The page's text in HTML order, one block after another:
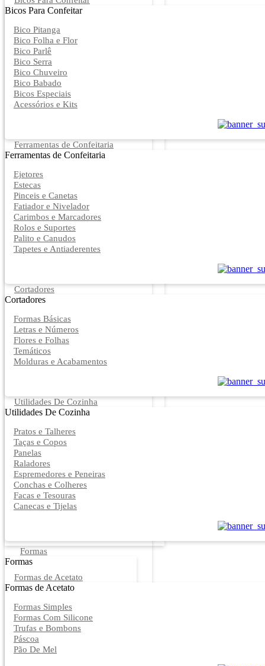
Bicos Para Confeitar
Bico Pitanga
Bico Folha e Flor
Bico Parlê
Bico Serra
Bico Chuveiro
Bico Babado
Bicos Especiais
Acessórios e Kits
Ferramentas de Confeitaria
Ferramentas de Confeitaria
Ejetores
Estecas
Pinceis e Canetas
Fatiador e Nivelador
Carimbos e Marcadores
Rolos e Suportes
Palito e Canudos
Tapetes e Antiaderentes
Cortadores
Cortadores
Formas Básicas
Letras e Números
Flores e Folhas
Temáticos
Molduras e Acabamentos
Utilidades De Cozinha
Utilidades De Cozinha
Pratos e Talheres
Taças e Copos
Panelas
Raladores
Espremedores e Peneiras
Conchas e Colheres
Facas e Tesouras
Canecas e Tijelas
Formas
Formas
Formas de Acetato
Formas de Acetato
Formas Simples
Formas Com Silicone
Trufas e Bombons
Páscoa
Pão De Mel